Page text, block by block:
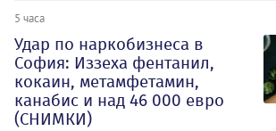
5 часа
Удар по наркобизнеса в
София: Иззеха фентанил,
кокаин, метамфетамин,
канабис и над 46 000 евро
(СНИМКИ)